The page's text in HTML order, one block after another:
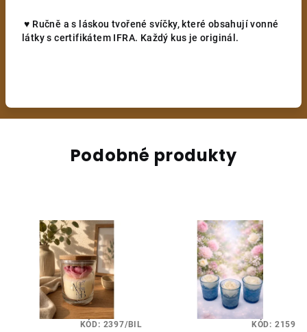
♥ Ručně a s láskou tvořené svíčky, které obsahují vonné
látky s certifikátem IFRA. Každý kus je originál.
Podobné produkty
KÓD: 2397/BIL KÓD: 2159